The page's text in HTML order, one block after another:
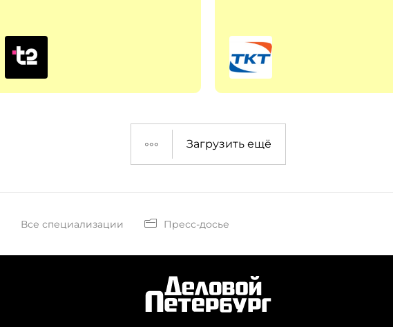
Загрузить ещё
Все специализации Пресс-досье